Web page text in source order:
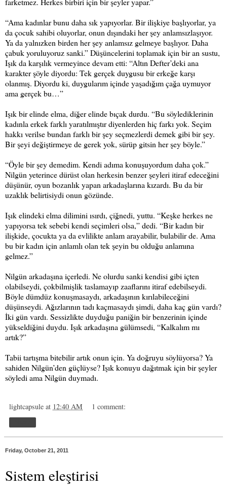
“Ama kadınlar bunu daha sık yapıyorlar. Bir ilişkiye başlıyorlar, ya
da çocuk sahibi oluyorlar, onun dışındaki her şey anlamsızlaşıyor.
Ya da yalnızken birden her şey anlamsız gelmeye başlıyor. Daha
çabuk yoruluyoruz sanki.” Düşüncelerini toplamak için bir an sustu,
Işık da karşılık vermeyince devam etti: “Altın Defter’deki ana
karakter şöyle diyordu: Tek gerçek duygusu bir erkeğe karşı
olanmış. Diyordu ki, duygularım içinde yaşadığım çağa uymuyor
ama gerçek bu…”
Işık bir elinde elma, diğer elinde bıçak durdu. “Bu söylediklerinin
kadınla erkek farklı yaratılmıştır diyenlerden hiç farkı yok. Seçim
hakkı verilse bundan farklı bir şey seçmezlerdi demek gibi bir şey.
Bir şeyi değiştirmeye de gerek yok, sürüp gitsin her şey böyle.”
“Öyle bir şey demedim. Kendi adıma konuşuyordum daha çok.”
Nilgün yeterince dürüst olan herkesin benzer şeyleri itiraf edeceğini
düşünür, oyun bozanlık yapan arkadaşlarına kızardı. Bu da bir
uzaklık belirtisiydi onun gözünde.
Işık elindeki elma dilimini ısırdı, çiğnedi, yuttu. “Keşke herkes ne
yapıyorsa tek sebebi kendi seçimleri olsa,” dedi. “Bir kadın bir
ilişkide, çocukta ya da evlilikte anlam arayabilir, bulabilir de. Ama
bu bir kadın için anlamlı olan tek şeyin bu olduğu anlamına
gelmez.”
Nilgün arkadaşına içerledi. Ne olurdu sanki kendisi gibi içten
olabilseydi, çokbilmişlik taslamayıp zaaflarını itiraf edebilseydi.
Böyle dümdüz konuşmasaydı, arkadaşının kırılabileceğini
düşünseydi. Ağızlarının tadı kaçmasaydı şimdi, daha kaç gün vardı?
İki gün vardı. Sessizlikte duyduğu paniğin bir benzerinin içinde
yükseldiğini duydu. Işık arkadaşına gülümsedi, “Kalkalım mı
artık?”
Tabii tartışma bitebilir artık onun için. Ya doğruyu söylüyorsa? Ya
sahiden Nilgün’den güçlüyse? Işık konuyu dağıtmak için bir şeyler
söyledi ama Nilgün duymadı.
lightcapsule at 12:40 AM 1 comment:
Friday, October 21, 2011
Sistem eleştirisi